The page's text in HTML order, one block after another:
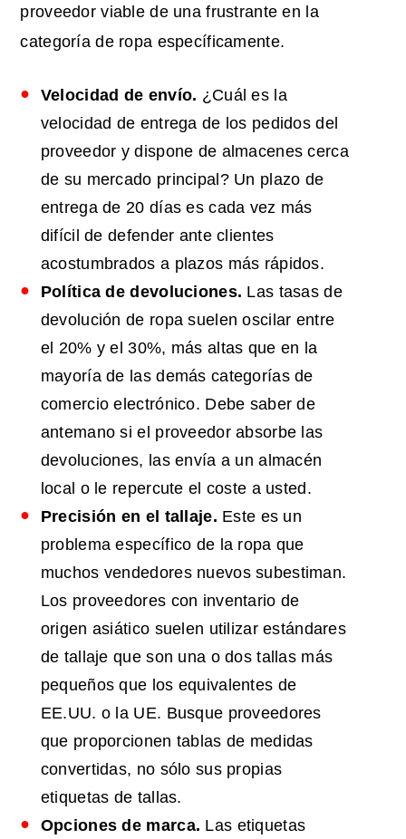
proveedor viable de una frustrante en la
categoría de ropa específicamente.
Velocidad de envío. ¿Cuál es la
velocidad de entrega de los pedidos del
proveedor y dispone de almacenes cerca
de su mercado principal? Un plazo de
entrega de 20 días es cada vez más
difícil de defender ante clientes
acostumbrados a plazos más rápidos.
Política de devoluciones. Las tasas de
devolución de ropa suelen oscilar entre
el 20% y el 30%, más altas que en la
mayoría de las demás categorías de
comercio electrónico. Debe saber de
antemano si el proveedor absorbe las
devoluciones, las envía a un almacén
local o le repercute el coste a usted.
Precisión en el tallaje. Este es un
problema específico de la ropa que
muchos vendedores nuevos subestiman.
Los proveedores con inventario de
origen asiático suelen utilizar estándares
de tallaje que son una o dos tallas más
pequeños que los equivalentes de
EE.UU. o la UE. Busque proveedores
que proporcionen tablas de medidas
convertidas, no sólo sus propias
etiquetas de tallas.
Opciones de marca. Las etiquetas